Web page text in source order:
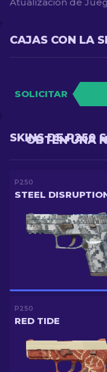
CAJAS CON LA
SOLICITAR
OBTÉN UNA
SKINS DE P250
P250
STEEL
P250
RED TIDE